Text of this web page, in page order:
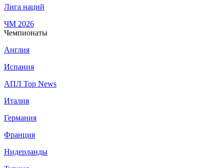
Лига наций
ЧМ 2026
Чемпионаты
Англия
Испания
АПЛ Top News
Италия
Германия
Франция
Нидерланды